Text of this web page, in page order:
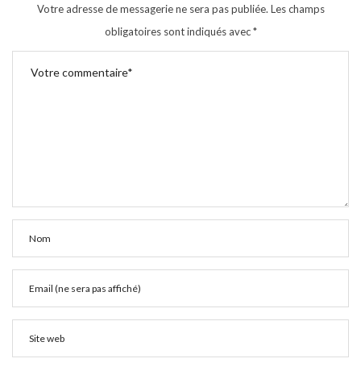
Votre adresse de messagerie ne sera pas publiée. Les champs
obligatoires sont indiqués avec*